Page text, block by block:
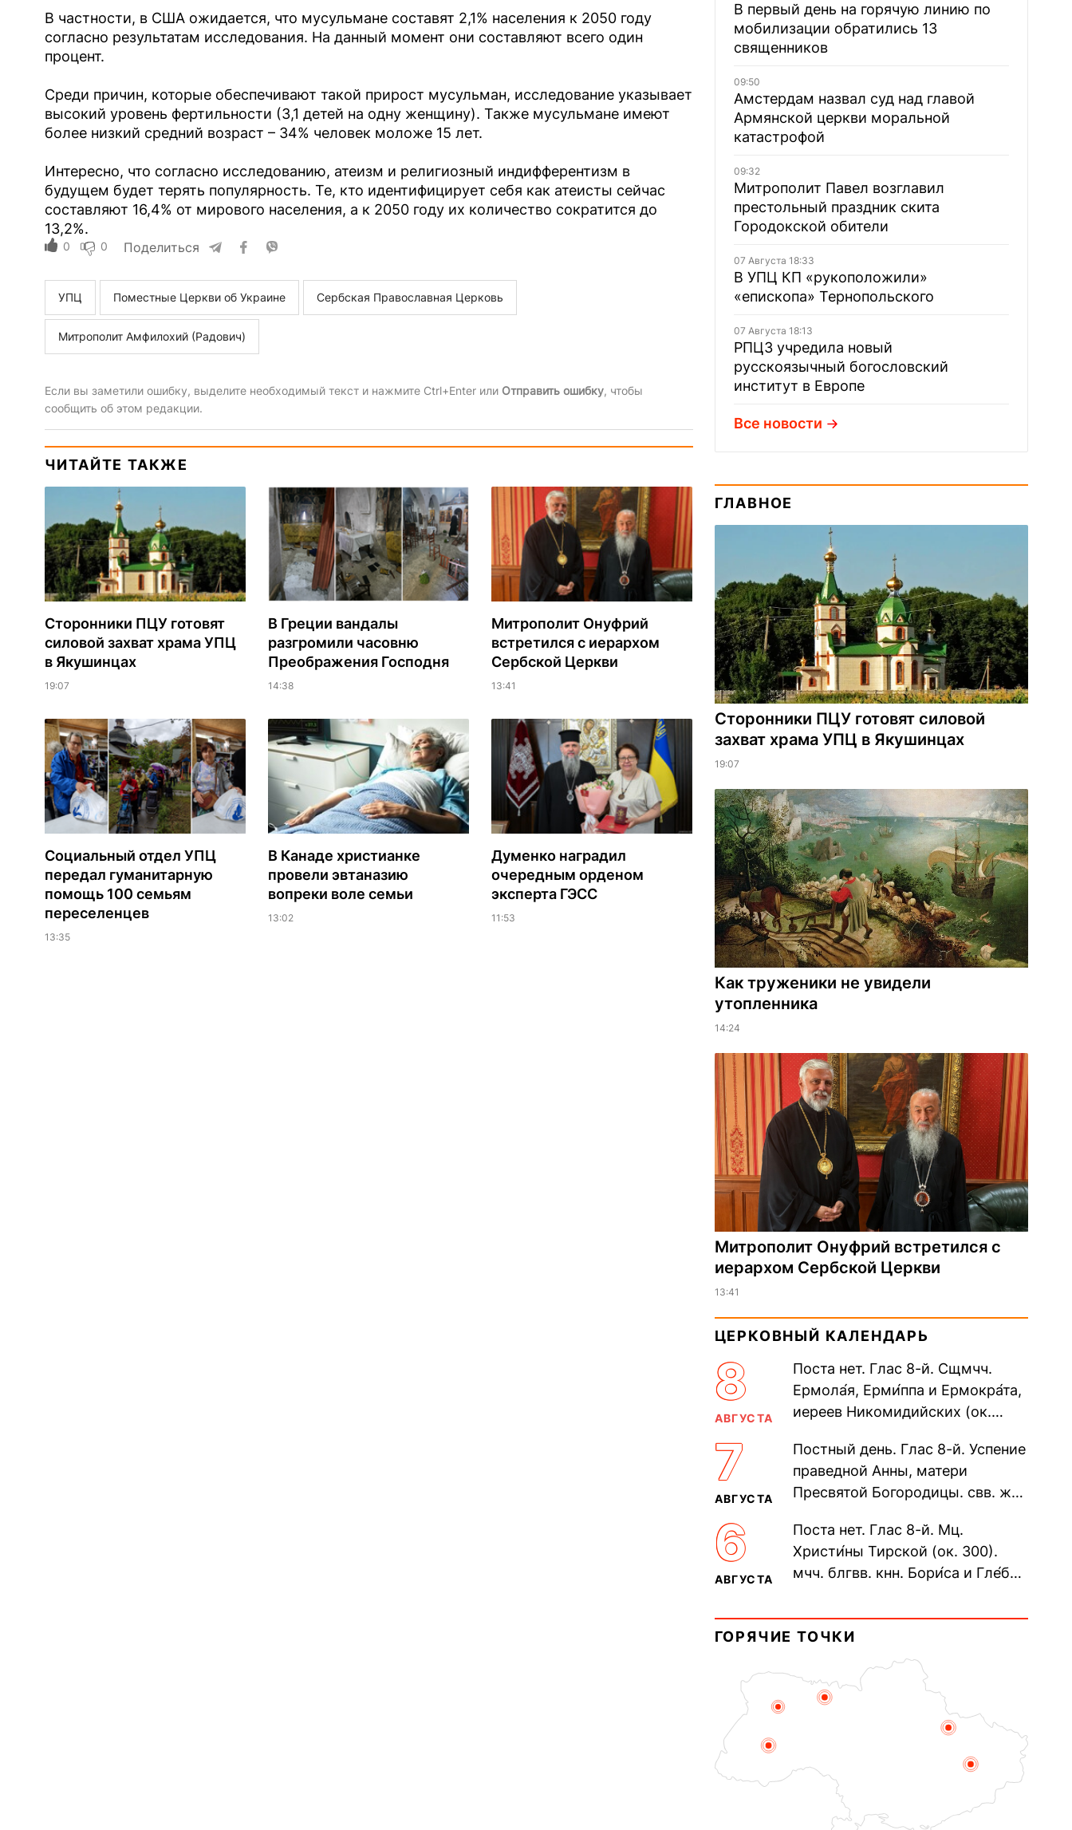
В частности, в США ожидается, что мусульмане составят 2,1% населения к 2050 году
согласно результатам исследования. На данный момент они составляют всего один
процент.
Среди причин, которые обеспечивают такой прирост мусульман, исследование указывает
высокий уровень фертильности (3,1 детей на одну женщину). Также мусульмане имеют
более низкий средний возраст – 34% человек моложе 15 лет.
Интересно, что согласно исследованию, атеизм и религиозный индифферентизм в
будущем будет терять популярность. Те, кто идентифицирует себя как атеисты сейчас
составляют 16,4% от мирового населения, а к 2050 году их количество сократится до
13,2%.
0 0 Поделиться
УПЦ Поместные Церкви об Украине Сербская Православная Церковь
Митрополит Амфилохий (Радович)
Если вы заметили ошибку, выделите необходимый текст и нажмите Ctrl+Enter или Отправить ошибку, чтобы
сообщить об этом редакции.
ЧИТАЙТЕ ТАКЖЕ
Сторонники ПЦУ готовят
силовой захват храма УПЦ
в Якушинцах
19:07
В Греции вандалы
разгромили часовню
Преображения Господня
14:38
Митрополит Онуфрий
встретился с иерархом
Сербской Церкви
13:41
Социальный отдел УПЦ
передал гуманитарную
помощь 100 семьям
переселенцев
13:35
В Канаде христианке
провели эвтаназию
вопреки воле семьи
13:02
Думенко наградил
очередным орденом
эксперта ГЭСС
11:53
В первый день на горячую линию по
мобилизации обратились 13
священников
09:50
Амстердам назвал суд над главой
Армянской церкви моральной
катастрофой
09:32
Митрополит Павел возглавил
престольный праздник скита
Городокской обители
07 Августа 18:33
В УПЦ КП «рукоположили»
«епископа» Тернопольского
07 Августа 18:13
РПЦЗ учредила новый
русскоязычный богословский
институт в Европе
Все новости
ГЛАВНОЕ
Сторонники ПЦУ готовят силовой
захват храма УПЦ в Якушинцах
19:07
Как труженики не увидели
утопленника
14:24
Митрополит Онуфрий встретился с
иерархом Сербской Церкви
13:41
ЦЕРКОВНЫЙ КАЛЕНДАРЬ
8
АВГУСТА
Поста нет. Глас 8-й. Сщмчч.
Ермола́я, Ерми́ппа и Ермокра́та,
иереев Никомидийских (ок.
Печерского, в Ближних
пещерах...
7
АВГУСТА
Постный день. Глас 8-й. Успение
праведной Анны, матери
Пресвятой Богородицы. свв. жен
прп. Евпракси́и девы,...
6
АВГУСТА
Поста нет. Глас 8-й. Мц.
Христи́ны Тирской (ок. 300).
мчч. блгвв. кнн. Бори́са и Гле́ба,
Дави́да (1015). Прп....
ГОРЯЧИЕ ТОЧКИ